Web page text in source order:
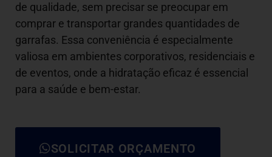
de qualidade, sem precisar se preocupar em
comprar e transportar grandes quantidades de
garrafas. Essa conveniência é especialmente
valiosa em ambientes corporativos, residenciais e
de eventos, onde a hidratação eficaz é essencial
para a saúde e bem-estar.
SOLICITAR ORÇAMENTO